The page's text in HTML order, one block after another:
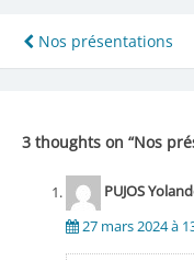
Navigation
de
Nos présentations
3 thoughts on “Nos
PUJOS
27 mars 2024 à